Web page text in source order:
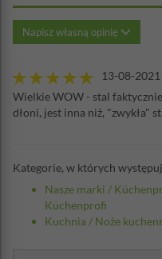
Napisz własną opinię
13-08-
Wielkie WOW - stal
dłoni, jest inna niż, "zwykła"
Kategorie, w których
Nasze marki /
Küchenprofi
Kuchnia / Noże